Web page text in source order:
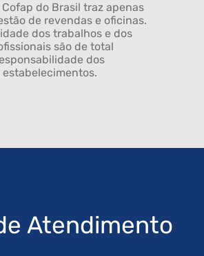
do Brasil traz apenas
de revendas e oficinas.
dos trabalhos e dos
são de total
dos
estabelecimentos.
Atendimento